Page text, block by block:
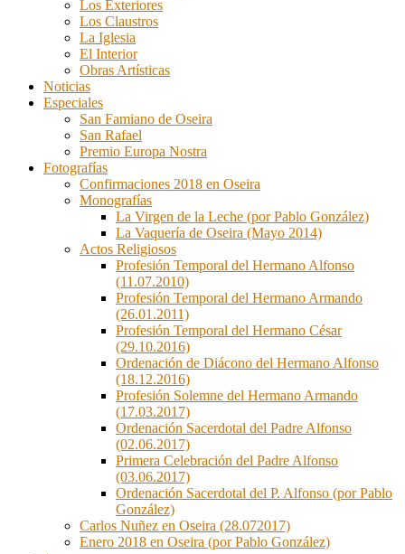
Los Exteriores
Los Claustros
La Iglesia
El Interior
Obras Artísticas
Noticias
Especiales
San Famiano de Oseira
San Rafael
Premio Europa Nostra
Fotografías
Confirmaciones 2018 en Oseira
Monografías
La Virgen de la Leche (por Pablo González)
La Vaquería de Oseira (Mayo 2014)
Actos Religiosos
Profesión Temporal del Hermano Alfonso
(11.07.2010)
Profesión Temporal del Hermano Armando
(26.01.2011)
Profesión Temporal del Hermano César
(29.10.2016)
Ordenación de Diácono del Hermano Alfonso
(18.12.2016)
Profesión Solemne del Hermano Armando
(17.03.2017)
Ordenación Sacerdotal del Padre Alfonso
(02.06.2017)
Primera Celebración del Padre Alfonso
(03.06.2017)
Ordenación Sacerdotal del P. Alfonso (por Pablo
González)
Carlos Nuñez en Oseira (28.072017)
Enero 2018 en Oseira (por Pablo González)